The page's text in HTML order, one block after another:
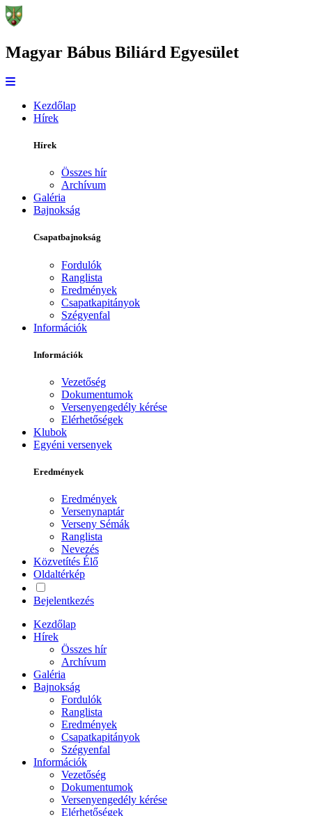
Magyar Bábus Biliárd Egyesület
Kezdőlap
Hírek
Hírek
Összes hír
Archívum
Galéria
Bajnokság
Csapatbajnokság
Fordulók
Ranglista
Eredmények
Csapatkapitányok
Szégyenfal
Információk
Információk
Vezetőség
Dokumentumok
Versenyengedély kérése
Elérhetőségek
Klubok
Egyéni versenyek
Eredmények
Eredmények
Versenynaptár
Verseny Sémák
Ranglista
Nevezés
Közvetítés Élő
Oldaltérkép
Bejelentkezés
Kezdőlap
Hírek
Összes hír
Archívum
Galéria
Bajnokság
Fordulók
Ranglista
Eredmények
Csapatkapitányok
Szégyenfal
Információk
Vezetőség
Dokumentumok
Versenyengedély kérése
Elérhetőségek